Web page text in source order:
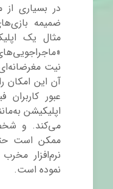
در بسیاری از
ضمیمه‌
مثال یک
نیت
آن این امکان
عبور
اپلیکیشن
می‌کند. و
ممکن است
نرم‌افزار
نموده است.